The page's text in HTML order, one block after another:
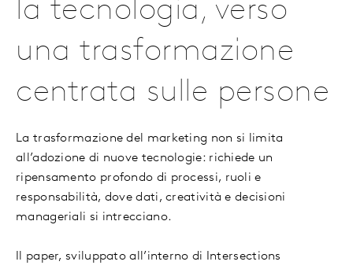
la tecnologia, verso
una trasformazione
centrata sulle persone
La trasformazione del marketing non si limita
all’adozione di nuove tecnologie: richiede un
ripensamento profondo di processi, ruoli e
responsabilità, dove dati, creatività e decisioni
manageriali si intrecciano.
Il paper, sviluppato all’interno di Intersections